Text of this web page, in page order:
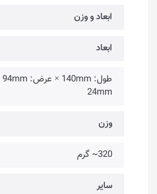
ابعاد و وزن
ابعاد
24mm
وزن
320~ گرم
سایر